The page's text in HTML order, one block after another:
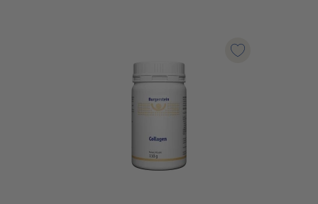
Marqueur le